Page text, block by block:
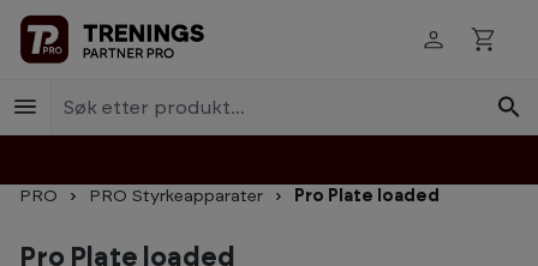
Hopp til innhold
PRO PRO Styrkeapparater Pro Plate loaded
Pro Plate loaded